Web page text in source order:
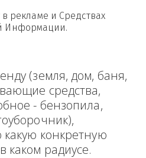
в рекламе и Средствах
Информации.
(земля, дом, баня,
средства,
- бензопила,
какую конкретную
каком радиусе.